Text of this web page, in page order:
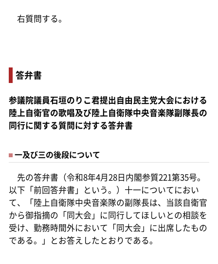
右質問する。
答弁書
参議院議員石垣のりこ君提出自由民主党大会における
陸上自衛官の歌唱及び陸上自衛隊中央音楽隊副隊長の
同行に関する質問に対する答弁書
一及び三の後段について
先の答弁書（令和8年4月28日内閣参質221第35号。
以下「前回答弁書」という。）十一についてにおい
て、「陸上自衛隊中央音楽隊の副隊長は、当該自衛官
から御指摘の「同大会」に同行してほしいとの相談を
受け、勤務時間外において「同大会」に出席したもの
である。」とお答えしたとおりである。